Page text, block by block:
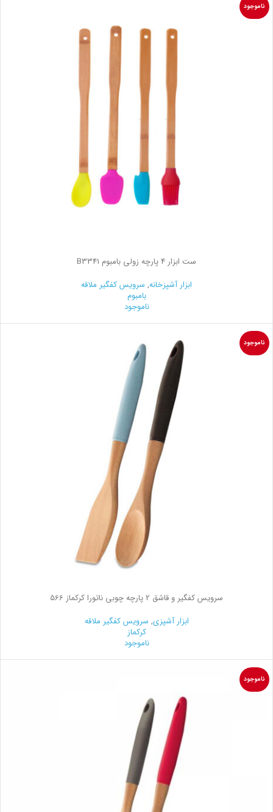
ناموجود
ست ابزار 4 پارچه زولی بامبوم B3341
ابزار آشپزخانه, سرویس کفگیر ملاقه
بامبوم
ناموجود
ناموجود
سرویس کفگیر و قاشق 2 پارچه چوبی ناتورا کرکماز 566
ابزار آشپزی, سرویس کفگیر ملاقه
کرکماز
ناموجود
ناموجود